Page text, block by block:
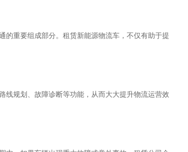
的重要组成部分。租赁新能源物流车，不仅有助于提
线规划、故障诊断等功能，从而大大提升物流运营效